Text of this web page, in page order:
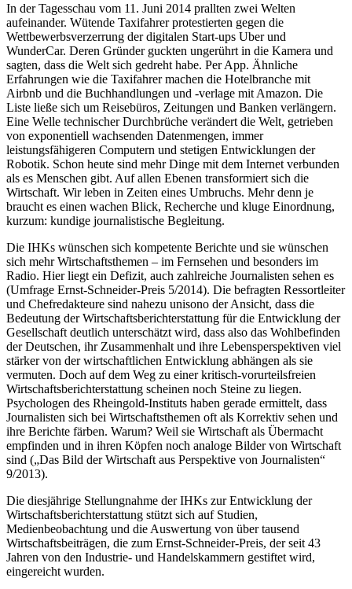
In der Tagesschau vom 11. Juni 2014 prallten zwei Welten
aufeinander. Wütende Taxifahrer pro­testierten gegen die
Wettbewerbsverzerrung der digitalen Start-ups Uber und
WunderCar. Deren Gründer guckten ungerührt in die Kamera und
sagten, dass die Welt sich gedreht habe. Per App. Ähnliche
Erfahrungen wie die Taxifahrer machen die Hotelbranche mit
Airbnb und die Buchhandlungen und -verlage mit Amazon. Die
Liste ließe sich um Reisebüros, Zeitungen und Banken verlängern.
Eine Welle technischer Durchbrüche verändert die Welt, getrieben
von exponentiell wachsenden Datenmengen, immer
leistungsfähigeren Computern und stetigen Entwicklungen der
Robotik. Schon heute sind mehr Dinge mit dem Internet verbunden
als es Menschen gibt. Auf allen Ebenen transformiert sich die
Wirtschaft. Wir leben in Zeiten eines Umbruchs. Mehr denn je
braucht es einen wachen Blick, Recherche und kluge Einordnung,
kurzum: kundige journalistische Begleitung.
Die IHKs wünschen sich kompetente Berichte und sie wünschen
sich mehr Wirtschaftsthemen – im Fernsehen und besonders im
Radio. Hier liegt ein Defizit, auch zahlreiche Journalisten sehen es
(Umfrage Ernst-Schneider-Preis 5/2014). Die befragten Ressortleiter
und Chefredakteure sind nahezu unisono der Ansicht, dass die
Bedeutung der Wirtschaftsberichterstattung für die Entwicklung der
Gesellschaft deutlich unterschätzt wird, dass also das Wohlbefinden
der Deutschen, ihr Zusammenhalt und ihre Lebensperspektiven viel
stärker von der wirtschaftlichen Entwicklung abhängen als sie
vermuten. Doch auf dem Weg zu einer kritisch-vorurteilsfreien
Wirtschaftsberichterstattung scheinen noch Steine zu liegen.
Psychologen des Rheingold-Instituts haben gerade ermittelt, dass
Journalisten sich bei Wirtschaftsthemen oft als Korrektiv sehen und
ihre Berichte färben. Warum? Weil sie Wirtschaft als Übermacht
empfinden und in ihren Köpfen noch analoge Bilder von Wirtschaft
sind („Das Bild der Wirtschaft aus Perspektive von Journalisten“
9/2013).
Die diesjährige Stellungnahme der IHKs zur Entwicklung der
Wirtschaftsberichterstattung stützt sich auf Studien,
Medienbeobachtung und die Auswertung von über tausend
Wirtschaftsbeiträgen, die zum Ernst-Schneider-Preis, der seit 43
Jahren von den Industrie- und Handelskammern gestiftet wird,
eingereicht wurden.